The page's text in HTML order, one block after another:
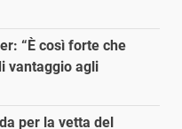
“È così forte che
vantaggio agli
per la vetta del